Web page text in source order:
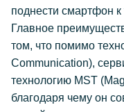
поднести смартфон к
Главное
том, что помимо
Communication),
технологию MST
благодаря чему он